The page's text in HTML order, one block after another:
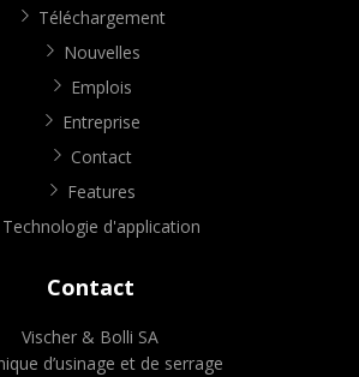
Téléchargement
Nouvelles
Emplois
Entreprise
Contact
Features
Technologie d'application
Contact
Vischer & Bolli SA
d’usinage et de serrage